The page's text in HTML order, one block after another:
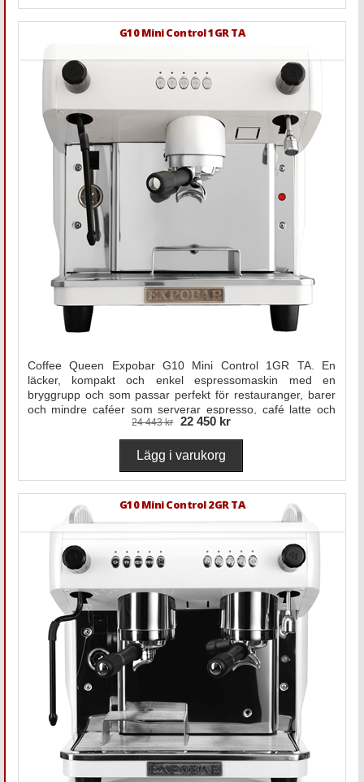
G10 Mini Control 1GR TA
Coffee Queen Expobar G10 Mini Control 1GR TA. En
läcker, kompakt och enkel espressomaskin med en
bryggrupp och som passar perfekt för restauranger, barer
och mindre caféer som serverar espresso, café latte och
cappuccino. Den passar även som exklusive hemmamaskin
24 443 kr 22 450 kr
G10 Mini Control 2GR TA